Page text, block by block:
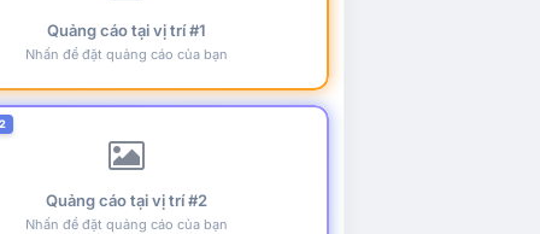
Quảng cáo tại vị trí #1
Nhấn để đặt quảng cáo của bạn
Quảng cáo tại vị trí #2
Nhấn để đặt quảng cáo của bạn